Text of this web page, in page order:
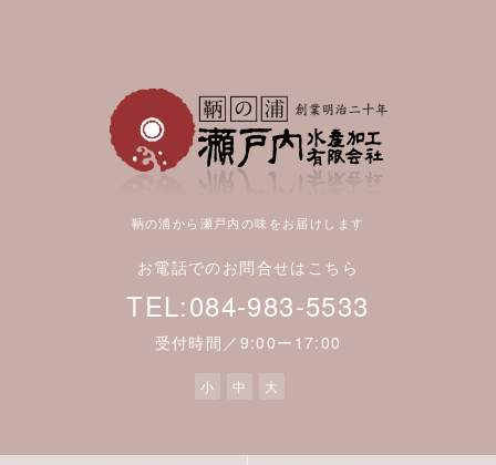
鞆の浦から瀬戸内の味をお届けします
お電話でのお問合せはこちら
TEL:084-983-5533
受付時間／9:00ー17:00
小 中 大